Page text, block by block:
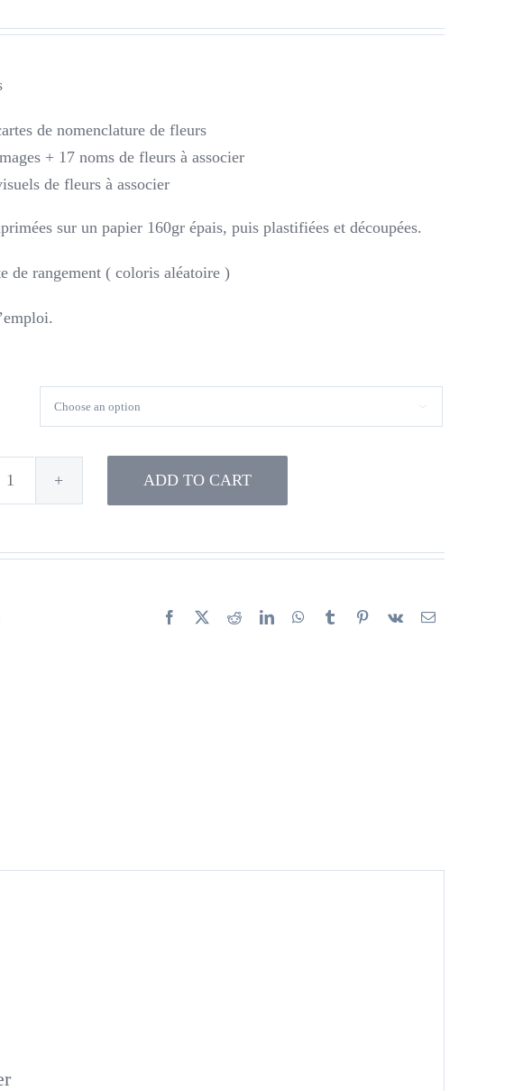
de nomenclature de fleurs
+ 17 noms de fleurs à associer
de fleurs à associer
sur un papier 160gr épais, puis plastifiées et découpées.
de rangement ( coloris aléatoire )

quantity
ADD TO CART